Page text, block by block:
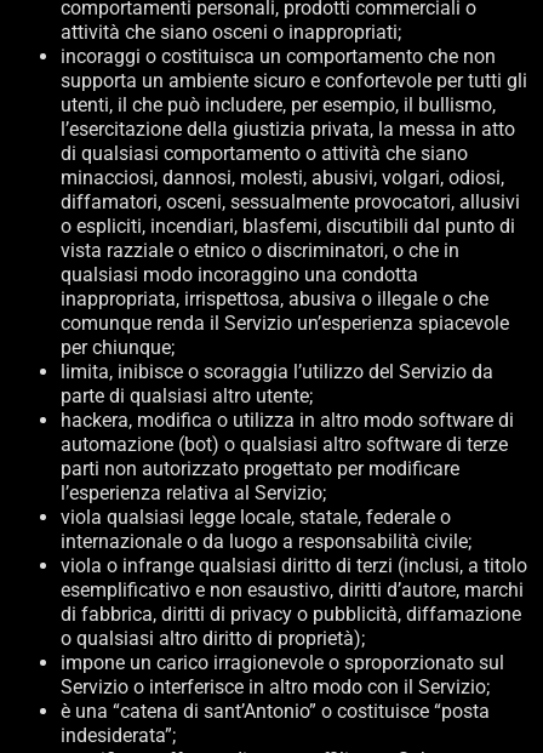
comportamenti personali, prodotti commerciali o
attività che siano osceni o inappropriati;
incoraggi o costituisca un comportamento che non
supporta un ambiente sicuro e confortevole per tutti gli
utenti, il che può includere, per esempio, il bullismo,
l’esercitazione della giustizia privata, la messa in atto
di qualsiasi comportamento o attività che siano
minacciosi, dannosi, molesti, abusivi, volgari, odiosi,
diffamatori, osceni, sessualmente provocatori, allusivi
o espliciti, incendiari, blasfemi, discutibili dal punto di
vista razziale o etnico o discriminatori, o che in
qualsiasi modo incoraggino una condotta
inappropriata, irrispettosa, abusiva o illegale o che
comunque renda il Servizio un’esperienza spiacevole
per chiunque;
limita, inibisce o scoraggia l’utilizzo del Servizio da
parte di qualsiasi altro utente;
hackera, modifica o utilizza in altro modo software di
automazione (bot) o qualsiasi altro software di terze
parti non autorizzato progettato per modificare
l’esperienza relativa al Servizio;
viola qualsiasi legge locale, statale, federale o
internazionale o da luogo a responsabilità civile;
viola o infrange qualsiasi diritto di terzi (inclusi, a titolo
esemplificativo e non esaustivo, diritti d’autore, marchi
di fabbrica, diritti di privacy o pubblicità, diffamazione
o qualsiasi altro diritto di proprietà);
impone un carico irragionevole o sproporzionato sul
Servizio o interferisce in altro modo con il Servizio;
è una “catena di sant’Antonio” o costituisce “posta
indesiderata”;